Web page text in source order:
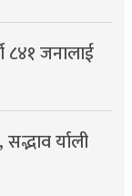
८४१ जनालाई
र्याली